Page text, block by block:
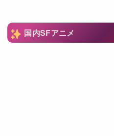
国内SFアニメ